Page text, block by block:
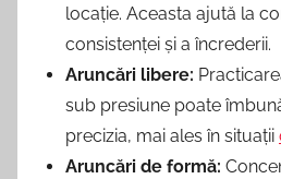
locație. Aceasta ajută la
consistenței și a încrederii.
Aruncări libere:
sub presiune poate
precizia, mai ales în situații
Aruncări de formă: